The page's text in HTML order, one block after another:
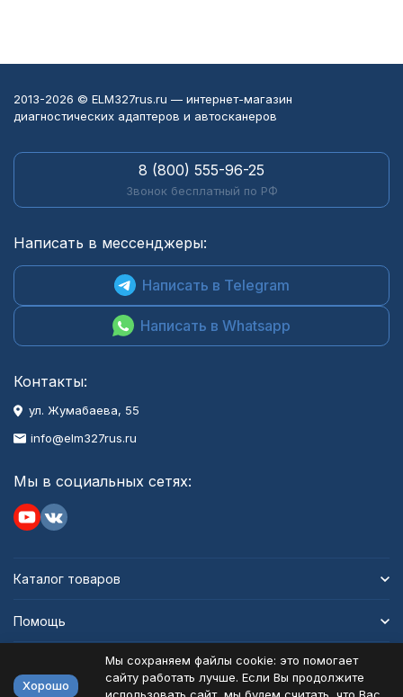
2013-2026 © ELM327rus.ru — интернет-магазин
диагностических адаптеров и автосканеров
8 (800) 555-96-25
Звонок бесплатный по РФ
Написать в мессенджеры:
Написать в Telegram
Написать в Whatsapp
Контакты:
ул. Жумабаева, 55
info@elm327rus.ru
Мы в социальных сетях:
Каталог товаров
Помощь
Хорошо
Мы сохраняем файлы cookie: это помогает
сайту работать лучше. Если Вы продолжите